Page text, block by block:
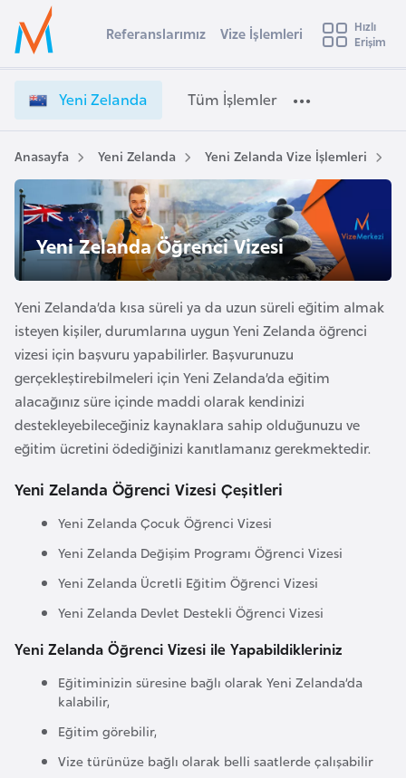
Ülke Seçimi
Başvuru yapmak istediğiniz ülkeyi seçin
Üye
Girişi
e
i
Z
e
l
a
n
d
a
V
i
z
e
ş
l
e
m
e
r
i
e
i
Referanslarımız Vize İşlemleri
Hızlı
Erişim
Yeni Zelanda Tüm İşlemler
Anasayfa Yeni Zelanda Yeni Zelanda Vize İşlemleri
Yeni Zelanda Öğrenci Vizesi
Yeni Zelanda’da kısa süreli ya da uzun süreli eğitim almak
isteyen kişiler, durumlarına uygun Yeni Zelanda öğrenci
vizesi için başvuru yapabilirler. Başvurunuzu
gerçekleştirebilmeleri için Yeni Zelanda’da eğitim
alacağınız süre içinde maddi olarak kendinizi
destekleyebileceğiniz kaynaklara sahip olduğunuzu ve
eğitim ücretini ödediğinizi kanıtlamanız gerekmektedir.
Yeni Zelanda Öğrenci Vizesi Çeşitleri
Yeni Zelanda Çocuk Öğrenci Vizesi
Yeni Zelanda Değişim Programı Öğrenci Vizesi
Yeni Zelanda Ücretli Eğitim Öğrenci Vizesi
Yeni Zelanda Devlet Destekli Öğrenci Vizesi
Yeni Zelanda Öğrenci Vizesi ile Yapabildikleriniz
Eğitiminizin süresine bağlı olarak Yeni Zelanda’da
kalabilir,
Eğitim görebilir,
Vize türünüze bağlı olarak belli saatlerde çalışabilir
s
t
r
a
A
v
u
t
u
r
y
a
z
a